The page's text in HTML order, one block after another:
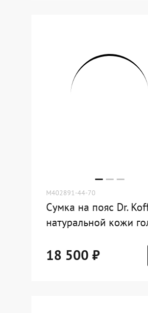
M402891-44-70
Сумка на пояс Dr.
натуральной кожи
18 500 ₽